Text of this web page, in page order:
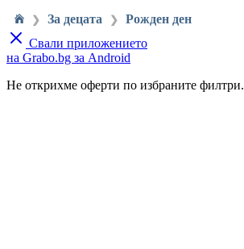
❯ За децата ❯
Рожден ден
Свали приложението
на Grabo.bg за Android
Не открихме оферти по избраните филтри.